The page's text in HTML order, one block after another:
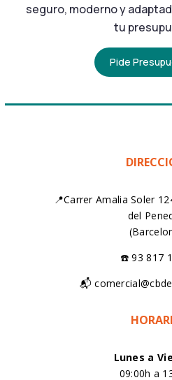
seguro, moderno y
tu
Pide
📍Carrer Amalia Soler
del
☎️ 93 817
📬
Lunes a
09:00h a